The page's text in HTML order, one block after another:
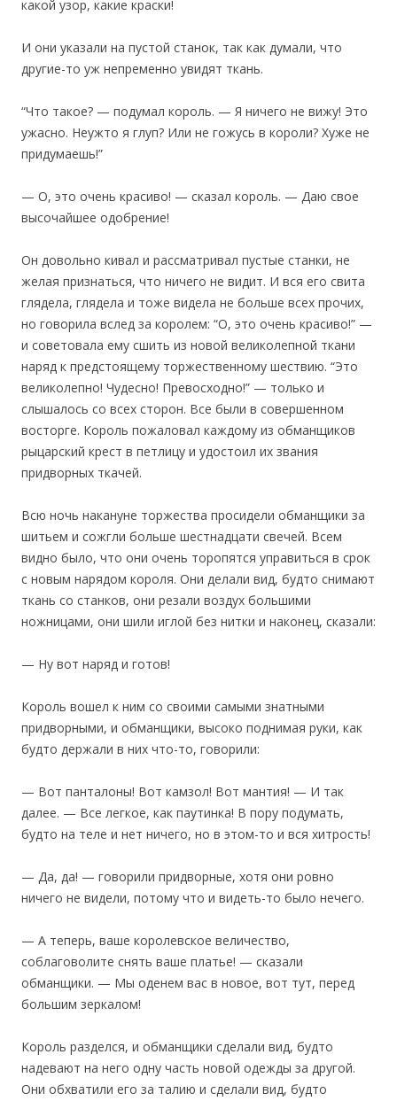
какой узор, какие краски!
И они указали на пустой станок, так как думали, что
другие-то уж непременно увидят ткань.
“Что такое? — подумал король. — Я ничего не вижу! Это
ужасно. Неужто я глуп? Или не гожусь в короли? Хуже не
придумаешь!”
— О, это очень красиво! — сказал король. — Даю свое
высочайшее одобрение!
Он довольно кивал и рассматривал пустые станки, не
желая признаться, что ничего не видит. И вся его свита
глядела, глядела и тоже видела не больше всех прочих,
но говорила вслед за королем: “О, это очень красиво!” —
и советовала ему сшить из новой великолепной ткани
наряд к предстоящему торжественному шествию. “Это
великолепно! Чудесно! Превосходно!” — только и
слышалось со всех сторон. Все были в совершенном
восторге. Король пожаловал каждому из обманщиков
рыцарский крест в петлицу и удостоил их звания
придворных ткачей.
Всю ночь накануне торжества просидели обманщики за
шитьем и сожгли больше шестнадцати свечей. Всем
видно было, что они очень торопятся управиться в срок
с новым нарядом короля. Они делали вид, будто снимают
ткань со станков, они резали воздух большими
ножницами, они шили иглой без нитки и наконец, сказали:
— Ну вот наряд и готов!
Король вошел к ним со своими самыми знатными
придворными, и обманщики, высоко поднимая руки, как
будто держали в них что-то, говорили:
— Вот панталоны! Вот камзол! Вот мантия! — И так
далее. — Все легкое, как паутинка! В пору подумать,
будто на теле и нет ничего, но в этом-то и вся хитрость!
— Да, да! — говорили придворные, хотя они ровно
ничего не видели, потому что и видеть-то было нечего.
— А теперь, ваше королевское величество,
соблаговолите снять ваше платье! — сказали
обманщики. — Мы оденем вас в новое, вот тут, перед
большим зеркалом!
Король разделся, и обманщики сделали вид, будто
надевают на него одну часть новой одежды за другой.
Они обхватили его за талию и сделали вид, будто